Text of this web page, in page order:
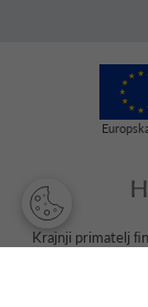
Krajnji primatelj